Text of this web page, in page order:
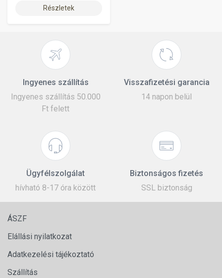
Részletek
Ingyenes szállítás
Ingyenes szállítás 50.000
Ft felett
Visszafizetési garancia
14 napon belül
Ügyfélszolgálat
hívható 8-17 óra között
Biztonságos fizetés
SSL biztonság
ÁSZF
Elállási nyilatkozat
Adatkezelési tájékoztató
Szállítás